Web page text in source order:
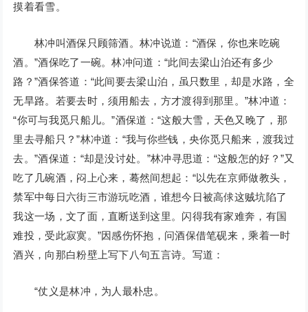
摸着看雪。
林冲叫酒保只顾筛酒。林冲说道：“酒保，你也来吃碗
酒。”酒保吃了一碗。林冲问道：“此间去梁山泊还有多少
路？”酒保答道：“此间要去梁山泊，虽只数里，却是水路，全
无旱路。若要去时，须用船去，方才渡得到那里。”林冲道：
“你可与我觅只船儿。”酒保道：“这般大雪，天色又晚了，那
里去寻船只？”林冲道：“我与你些钱，央你觅只船来，渡我过
去。”酒保道：“却是没讨处。”林冲寻思道：“这般怎的好？”又
吃了几碗酒，闷上心来，蓦然间想起：“以先在京师做教头，
禁军中每日六街三市游玩吃酒，谁想今日被高俅这贼坑陷了
我这一场，文了面，直断送到这里。闪得我有家难奔，有国
难投，受此寂寞。”因感伤怀抱，问酒保借笔砚来，乘着一时
酒兴，向那白粉壁上写下八句五言诗。写道：
“仗义是林冲，为人最朴忠。